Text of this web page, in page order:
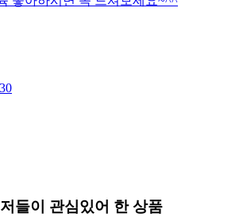
들이 관심있어 한 상품